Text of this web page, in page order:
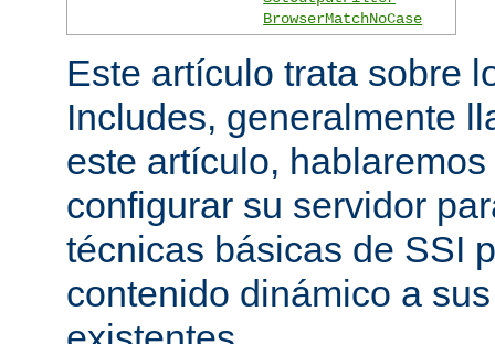
BrowserMatchNoCase
Este artículo trata sobre
Includes, generalmente
este artículo,
configurar su servidor
técnicas básicas de SSI
contenido dinámico a